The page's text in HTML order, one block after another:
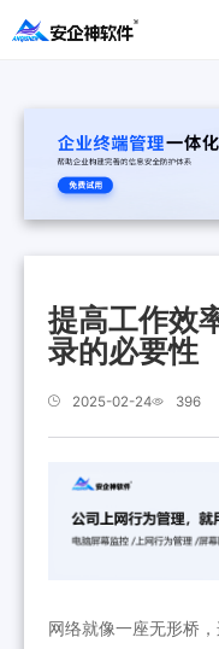
提高工作效
录的必要性
2025-02-24 396
网络就像一座无形桥